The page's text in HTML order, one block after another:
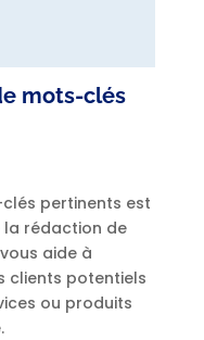
mots-clés
pertinents est
la rédaction de
aide à
clients potentiels
ou produits